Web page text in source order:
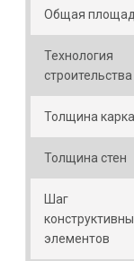
Общая
Технология
строительства
Толщина
Толщина стен
Шаг
элементов